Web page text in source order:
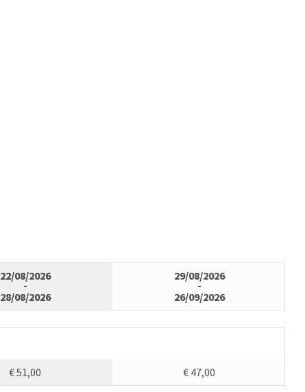
22/08/2026
-
28/08/2026
29/08/2026
-
26/09/2026
€ 51,00 € 47,00